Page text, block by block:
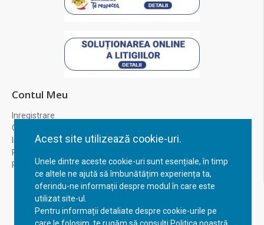
Acest site utilizează cookie-uri.
Unele dintre aceste cookie-uri sunt esențiale, în timp
ce altele ne ajută să îmbunătățim experiența ta,
oferindu-ne informații despre modul în care este
utilizat site-ul.
Pentru informații detaliate despre cookie-urile pe
Contul Meu
Inregistrare
Contul meu
Istoric comenzi
Recuperare parola
Returnare produs